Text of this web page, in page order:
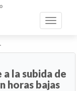
Toggle
la subida de
horas bajas